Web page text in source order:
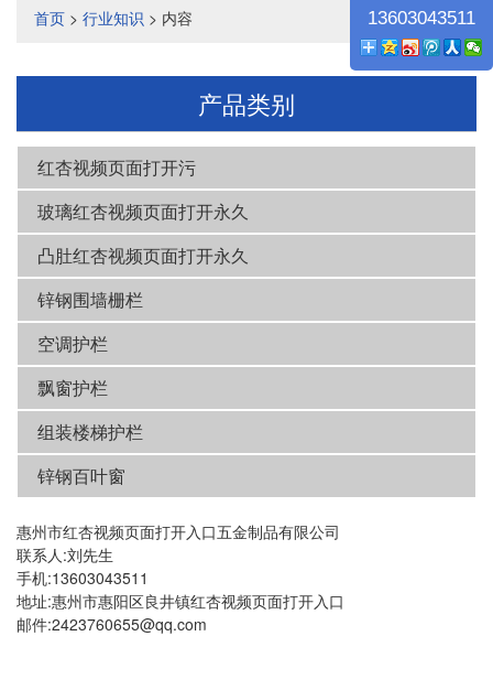
首页 > 行业知识 > 内容
产品类别
红杏视频页面打开污
玻璃红杏视频页面打开永久
凸肚红杏视频页面打开永久
锌钢围墙栅栏
空调护栏
飘窗护栏
组装楼梯护栏
锌钢百叶窗
惠州市红杏视频页面打开入口五金制品有限公司
联系人:刘先生
手机:13603043511
地址:惠州市惠阳区良井镇红杏视频页面打开入口
邮件:2423760655@qq.com
13603043511